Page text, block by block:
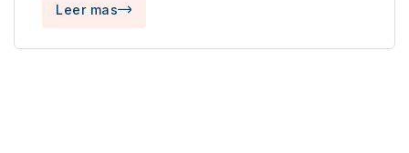
Leer mas